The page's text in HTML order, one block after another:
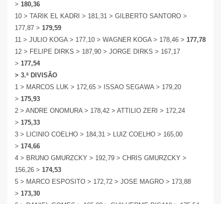
> 180,36
10 > TARIK EL KADRI > 181,31 > GILBERTO SANTORO >
177,87 > 179,59
11 > JULIO KOGA > 177,10 > WAGNER KOGA > 178,46 > 177,78
12 > FELIPE DIRKS > 187,90 > JORGE DIRKS > 167,17
> 177,54
> 3.ª DIVISÃO
1 > MARCOS LUK > 172,65 > ISSAO SEGAWA > 179,20
> 175,93
2 > ANDRE ONOMURA > 178,42 > ATTILIO ZERI > 172,24
> 175,33
3 > LICINIO COELHO > 184,31 > LUIZ COELHO > 165,00
> 174,66
4 > BRUNO GMURZCKY > 192,79 > CHRIS GMURZCKY >
156,26 > 174,53
5 > MARCO ESPOSITO > 172,72 > JOSE MAGRO > 173,88
> 173,30